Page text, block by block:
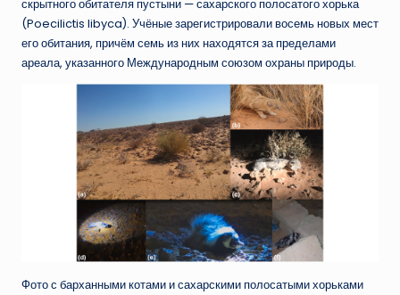
скрытного обитателя пустыни — сахарского полосатого хорька
(Poecilictis libyca). Учёные зарегистрировали восемь новых мест
его обитания, причём семь из них находятся за пределами
ареала, указанного Международным союзом охраны природы.
Фото с барханными котами и сахарскими полосатыми хорьками